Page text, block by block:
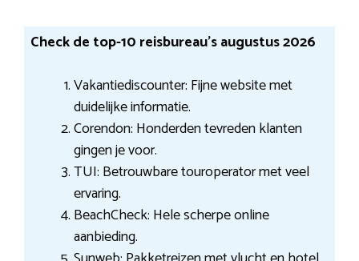
Check de top-10 reisbureau’s augustus 2026
Vakantiediscounter: Fijne website met
duidelijke informatie.
Corendon: Honderden tevreden klanten
gingen je voor.
TUI: Betrouwbare touroperator met veel
ervaring.
BeachCheck: Hele scherpe online
aanbieding.